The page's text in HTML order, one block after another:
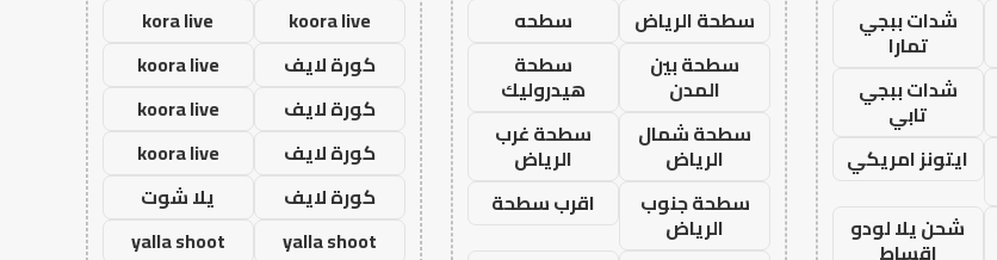
شدات ببجي
تمارا
شدات ببجي
تابي
ايتونز امريكي
شحن يلا لودو
اقساط
سطحة الرياض
سطحه
سطحة بين
المدن
سطحة
هيدروليك
سطحة شمال
الرياض
سطحة غرب
الرياض
سطحة جنوب
الرياض
اقرب سطحة
koora live
kora live
كورة لايف
koora live
كورة لايف
koora live
كورة لايف
koora live
كورة لايف
يلا شوت
yalla shoot
yalla shoot